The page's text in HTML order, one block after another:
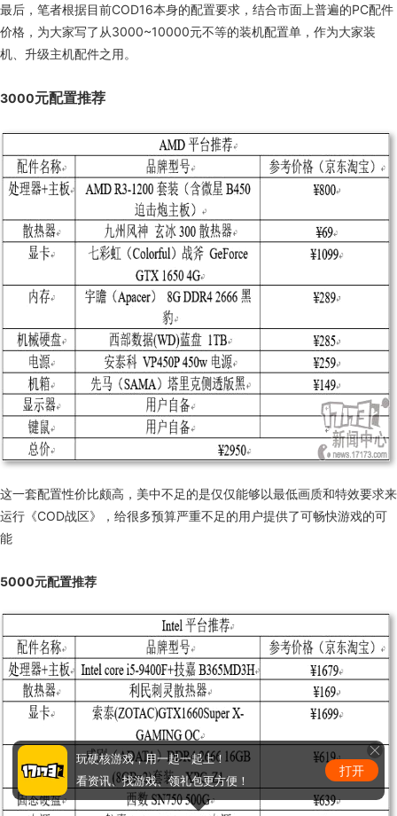
最后，笔者根据目前COD16本身的配置要求，结合市面上普遍的PC配件
价格，为大家写了从3000~10000元不等的装机配置单，作为大家装
机、升级主机配件之用。
3000元配置推荐
这一套配置性价比颇高，美中不足的是仅仅能够以最低画质和特效要求来
运行《COD战区》，给很多预算严重不足的用户提供了可畅快游戏的可
能
5000元配置推荐
玩硬核游戏，用一起一起上！
看资讯、找游戏、领礼包更方便！
打开